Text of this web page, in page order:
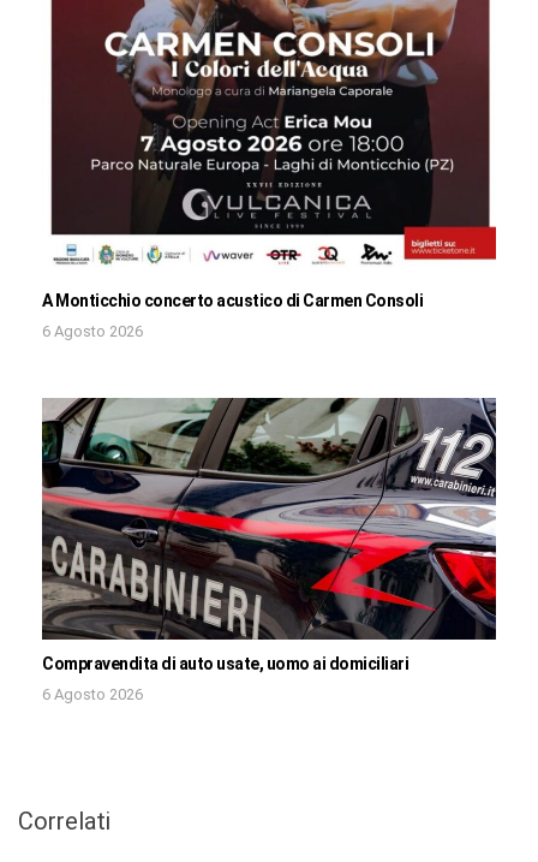
A Monticchio concerto acustico di Carmen Consoli
6 Agosto 2026
Compravendita di auto usate, uomo ai domiciliari
6 Agosto 2026
Correlati